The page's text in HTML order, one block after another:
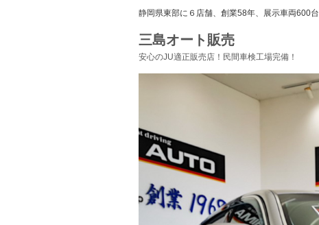
静岡県東部に６店舗、創業58年、展示車両600台
三島オート販売
安心のJU適正販売店！民間車検工場完備！